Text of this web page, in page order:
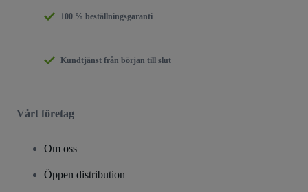
100 % beställningsgaranti
Kundtjänst från början till slut
Vårt företag
Om oss
Öppen distribution